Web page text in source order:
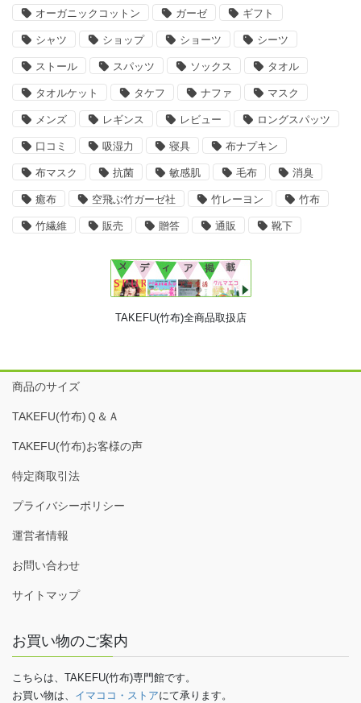
オーガニックコットン ガーゼ ギフト
シャツ ショップ ショーツ シーツ
ストール スパッツ ソックス タオル
タオルケット タケフ ナファ マスク
メンズ レギンス レビュー ロングスパッツ
口コミ 吸湿力 寝具 布ナプキン
布マスク 抗菌 敏感肌 毛布 消臭
癒布 空飛ぶ竹ガーゼ社 竹レーヨン 竹布
竹繊維 販売 贈答 通販 靴下
TAKEFU(竹布)全商品取扱店
商品のサイズ
TAKEFU(竹布)Ｑ＆Ａ
TAKEFU(竹布)お客様の声
特定商取引法
プライバシーポリシー
運営者情報
お問い合わせ
サイトマップ
お買い物のご案内
こちらは、TAKEFU(竹布)専門館です。
お買い物は、 イマココ・ストアにて承ります。